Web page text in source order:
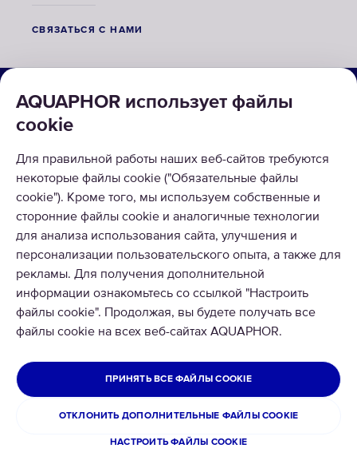
СВЯЗАТЬСЯ С НАМИ
AQUAPHOR использует файлы
cookie
Для правильной работы наших веб-сайтов требуются
некоторые файлы cookie ("Обязательные файлы
cookie"). Кроме того, мы используем собственные и
сторонние файлы cookie и аналогичные технологии
для анализа использования сайта, улучшения и
персонализации пользовательского опыта, а также для
рекламы. Для получения дополнительной
информации ознакомьтесь со ссылкой "Настроить
файлы cookie". Продолжая, вы будете получать все
файлы cookie на всех веб-сайтах AQUAPHOR.
НАСТРОИТЬ ФАЙЛЫ COOKIE
ОТКЛОНИТЬ ДОПОЛНИТЕЛЬНЫЕ ФАЙЛЫ COOKIE
ПРИНЯТЬ ВСЕ ФАЙЛЫ COOKIE
КАТАЛОГ
РЕШЕНИЯ
ВОЗВРАТ ТОВАРА
© 2026 Aquaphor International OÜ - Тел: +372 6002255 Email:
Все права защищены
Политика конфиденциальности
Условия использования сайта
Cookies
ЭСТОНИЯ